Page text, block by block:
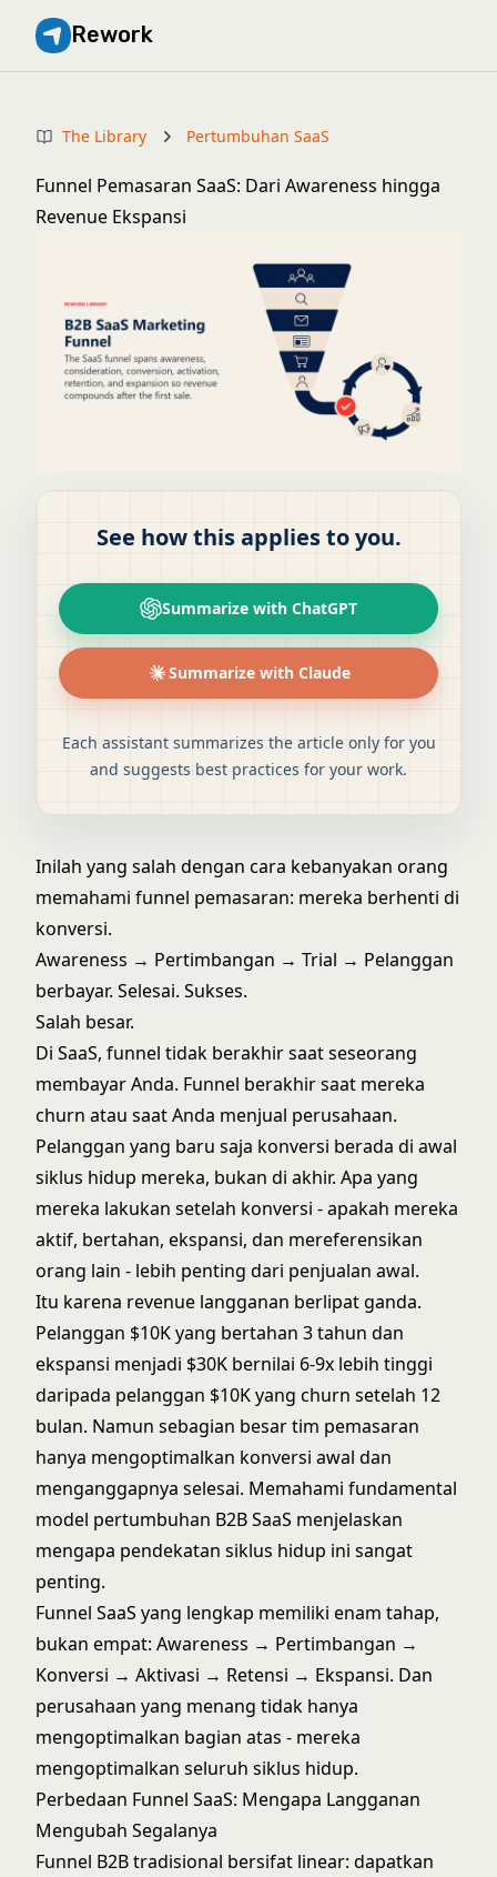
Rework
The Library Pertumbuhan SaaS
Funnel Pemasaran SaaS: Dari Awareness hingga
Revenue Ekspansi
See how this applies to you.
Summarize with ChatGPT
Summarize with Claude
Each assistant summarizes the article only for you
and suggests best practices for your work.
Inilah yang salah dengan cara kebanyakan orang
memahami funnel pemasaran: mereka berhenti di
konversi.
Awareness → Pertimbangan → Trial → Pelanggan
berbayar. Selesai. Sukses.
Salah besar.
Di SaaS, funnel tidak berakhir saat seseorang
membayar Anda. Funnel berakhir saat mereka
churn atau saat Anda menjual perusahaan.
Pelanggan yang baru saja konversi berada di awal
siklus hidup mereka, bukan di akhir. Apa yang
mereka lakukan setelah konversi - apakah mereka
aktif, bertahan, ekspansi, dan mereferensikan
orang lain - lebih penting dari penjualan awal.
Itu karena revenue langganan berlipat ganda.
Pelanggan $10K yang bertahan 3 tahun dan
ekspansi menjadi $30K bernilai 6-9x lebih tinggi
daripada pelanggan $10K yang churn setelah 12
bulan. Namun sebagian besar tim pemasaran
hanya mengoptimalkan konversi awal dan
menganggapnya selesai. Memahami fundamental
model pertumbuhan B2B SaaS menjelaskan
mengapa pendekatan siklus hidup ini sangat
penting.
Funnel SaaS yang lengkap memiliki enam tahap,
bukan empat: Awareness → Pertimbangan →
Konversi → Aktivasi → Retensi → Ekspansi. Dan
perusahaan yang menang tidak hanya
mengoptimalkan bagian atas - mereka
mengoptimalkan seluruh siklus hidup.
Perbedaan Funnel SaaS: Mengapa Langganan
Mengubah Segalanya
Funnel B2B tradisional bersifat linear: dapatkan